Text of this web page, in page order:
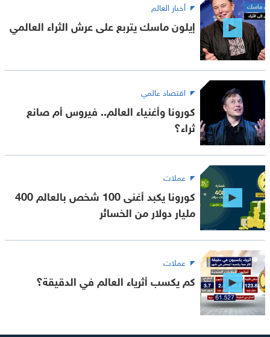
أخبار العالم
إيلون ماسك يتربع على عرش الثراء العالمي
اقتصاد عالمي
كورونا وأغنياء العالم.. فيروس أم صانع
ثراء؟
عملات
كورونا يكبد أغنى 100 شخص بالعالم 400
مليار دولار من الخسائر
عملات
كم يكسب أثرياء العالم في الدقيقة؟